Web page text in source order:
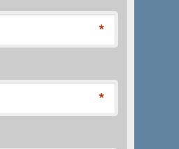
*
*